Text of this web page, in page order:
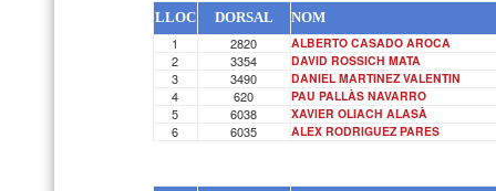
LLOC DORSAL NOM
1 2820 ALBERTO CASADO AROCA
2 3354 DAVID ROSSICH MATA
3 3490 DANIEL MARTINEZ VALENTIN
4 620 PAU PALLÀS NAVARRO
5 6038 XAVIER OLIACH ALASÀ
6 6035 ALEX RODRIGUEZ PARES